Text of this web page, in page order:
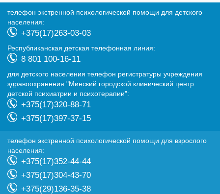
телефон экстренной психологической помощи для детского
населения:
+375(17)263-03-03
Республиканская детская телефонная линия:
8 801 100-16-11
для детского населения телефон регистратуры учреждения
здравоохранения "Минский городской клинический центр
детской психиатрии и психотерапии":
+375(17)320-88-71
+375(17)397-37-15
телефон экстренной психологической помощи для взрослого
населения:
+375(17)352-44-44
+375(17)304-43-70
+375(29)136-35-38